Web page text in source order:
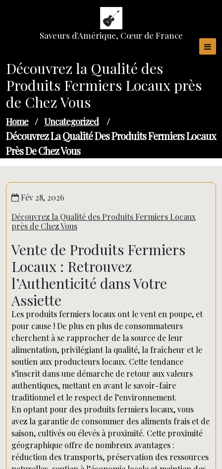
Saveurs d'Amérique, Cœur de France
Découvrez la Qualité des
Produits Fermiers Locaux près
de Chez Vous
Home / Uncategorized /
Découvrez La Qualité Des Produits Fermiers Locaux
Près De Chez Vous
Fév 28, 2026
Découvrez la Qualité des Produits Fermiers Locaux
près de Chez Vous
Vente de Produits Fermiers
Locaux : Retrouvez
l’Authenticité dans Votre
Assiette
Les produits fermiers locaux ont le vent en poupe, et
pour cause ! De plus en plus de consommateurs
cherchent à se rapprocher de la source de leur
alimentation, privilégiant la qualité, la fraîcheur et le
soutien aux producteurs locaux. Cette tendance
s’inscrit dans une démarche de retour aux valeurs
authentiques, mettant en avant le savoir-faire
traditionnel et le respect de l’environnement.
En optant pour des produits fermiers locaux, vous
avez la garantie de consommer des aliments frais et de
saison, cultivés ou élevés à proximité. Cette proximité
géographique offre de nombreux avantages :
réduction des transports, préservation des ressources